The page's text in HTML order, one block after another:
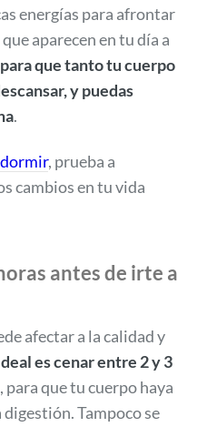
energías para afrontar
aparecen en tu día a
que tanto tu cuerpo
y puedas
.
, prueba a
cambios en tu vida
antes de irte a
afectar a la calidad y
es cenar entre 2 y 3
, para que tu cuerpo haya
Tampoco se